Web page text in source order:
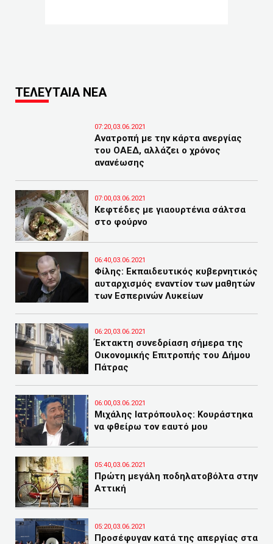
ΤΕΛΕΥΤΑΙΑ ΝΕΑ
07:20,03.06.2021
Ανατροπή με την κάρτα ανεργίας
του ΟΑΕΔ, αλλάζει ο χρόνος
ανανέωσης
07:00,03.06.2021
Κεφτέδες με γιαουρτένια σάλτσα
στο φούρνο
06:40,03.06.2021
Φίλης: Εκπαιδευτικός κυβερνητικός
αυταρχισμός εναντίον των μαθητών
των Εσπερινών Λυκείων
06:20,03.06.2021
Έκτακτη συνεδρίαση σήμερα της
Οικονομικής Επιτροπής του Δήμου
Πάτρας
06:00,03.06.2021
Μιχάλης Ιατρόπουλος: Κουράστηκα
να φθείρω τον εαυτό μου
05:40,03.06.2021
Πρώτη μεγάλη ποδηλατοβόλτα στην
Αττική
05:20,03.06.2021
Προσέφυγαν κατά της απεργίας στα